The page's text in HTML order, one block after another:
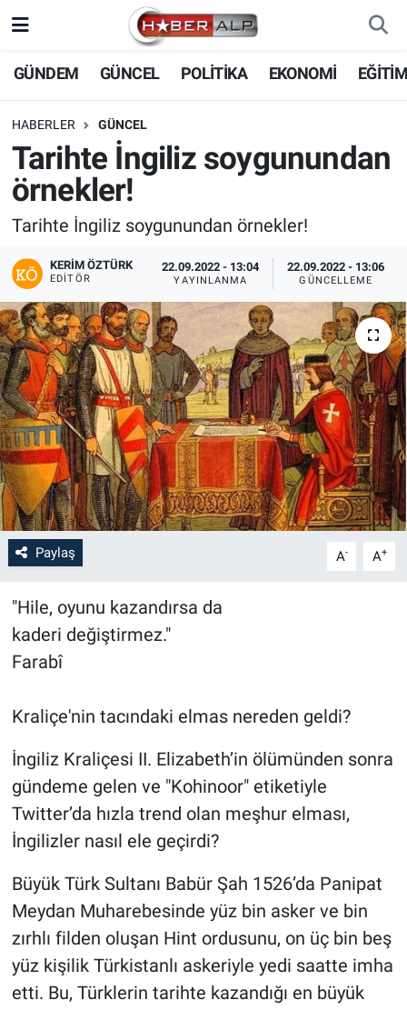
GÜNDEM GÜNCEL POLİTİKA EKONOMİ
HABERLER GÜNCEL
Tarihte İngiliz soygunundan
örnekler!
Tarihte İngiliz soygunundan örnekler!
KERIM ÖZTÜRK
EDITÖR
22.09.2022 - 13:04
YAYINLANMA
22.09.2022 - 13:06
GÜNCELLEME
Paylaş A- A+
"Hile, oyunu kazandırsa da
kaderi değiştirmez."
Farabî
Kraliçe'nin tacındaki elmas nereden geldi?
İngiliz Kraliçesi II. Elizabeth’in ölümünden sonra
gündeme gelen ve "Kohinoor" etiketiyle
Twitter’da hızla trend olan meşhur elması,
İngilizler nasıl ele geçirdi?
Büyük Türk Sultanı Babür Şah 1526’da Panipat
Meydan Muharebesinde yüz bin asker ve bin
zırhlı filden oluşan Hint ordusunu, on üç bin beş
yüz kişilik Türkistanlı askeriyle yedi saatte imha
etti. Bu, Türklerin tarihte kazandığı en büyük
Nöbetçi Eczaneler
Hava Durumu
Trafik Durumu
Tüm Manşetler
Son Dakika Haberleri
Haber Arşivi